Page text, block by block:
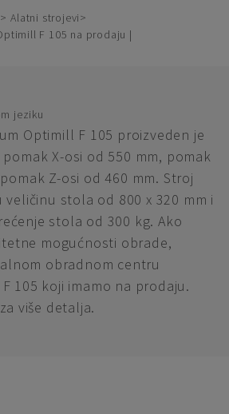
Alatni strojevi
F 105 na prodaju |
jeziku
Optimill F 105 proizveden je
X-osi od 550 mm, pomak
Z-osi od 460 mm. Stroj
stola od 800 x 320 mm i
stola od 300 kg. Ako
mogućnosti obrade,
obradnom centru
105 koji imamo na prodaju.
više detalja.